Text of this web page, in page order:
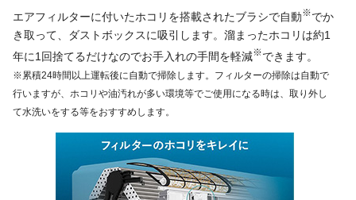
エアフィルターに付いたホコリを搭載されたブラシで自動※でか
き取って、ダストボックスに吸引します。溜まったホコリは約1
年に1回捨てるだけなのでお手入れの手間を軽減※できます。
※累積24時間以上運転後に自動で掃除します。フィルターの掃除は自動で
行いますが、ホコリや油汚れが多い環境等でご使用になる時は、取り外し
て水洗いをする等をおすすめします。